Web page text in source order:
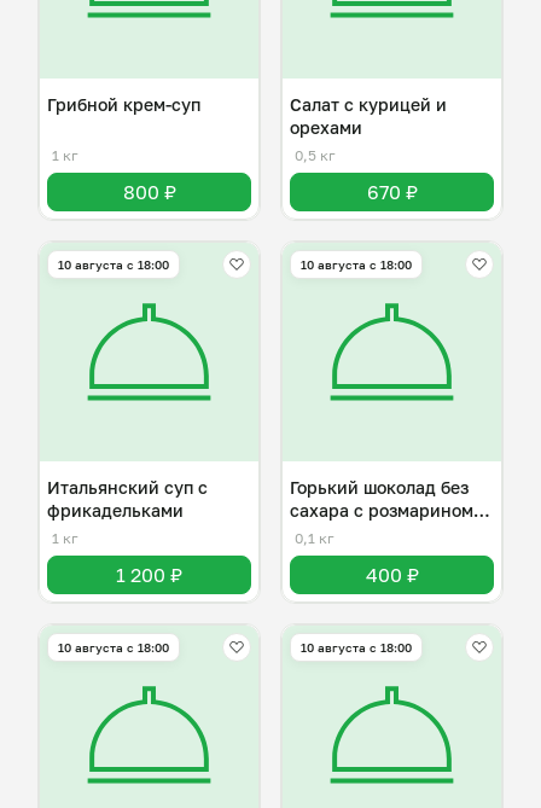
Грибной крем-суп
1 кг
800 ₽
Салат с курицей и
орехами
0,5 кг
670 ₽
10 августа с 18:00
Итальянский суп с
фрикадельками
1 кг
1 200 ₽
10 августа с 18:00
Горький шоколад без
сахара с розмарином и
клюквой
0,1 кг
400 ₽
10 августа с 18:00 10 августа с 18:00